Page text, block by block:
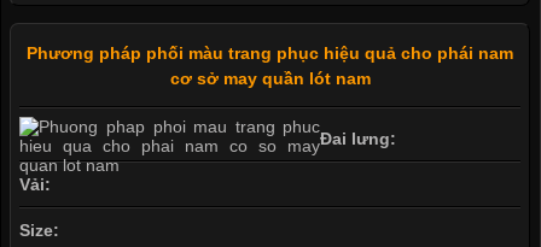
Phương pháp phối màu trang phục hiệu quả cho phái nam
cơ sở may quần lót nam
Đai lưng:
Vải:
Size: